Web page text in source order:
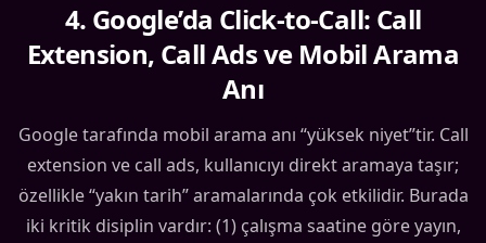
4. Google’da Click-to-Call: Call
Extension, Call Ads ve Mobil Arama
Anı
Google tarafında mobil arama anı “yüksek niyet”tir. Call
extension ve call ads, kullanıcıyı direkt aramaya taşır;
özellikle “yakın tarih” aramalarında çok etkilidir. Burada
iki kritik disiplin vardır: (1) çalışma saatine göre yayın,